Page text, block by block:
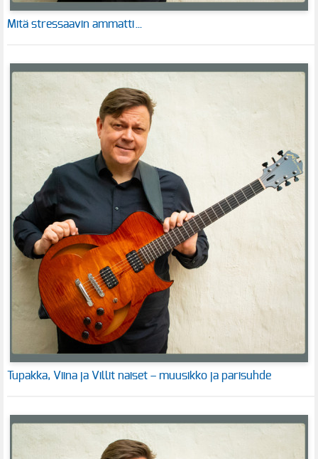
Mitä stressaavin ammatti…
Tupakka, Viina ja Villit naiset – muusikko ja parisuhde